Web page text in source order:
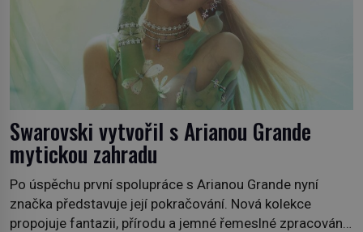
Swarovski vytvořil s Arianou Grande
mytickou zahradu
Po úspěchu první spolupráce s Arianou Grande nyní
značka představuje její pokračování. Nová kolekce
propojuje fantazii, přírodu a jemné řemeslné zpracování